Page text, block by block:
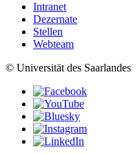
Intranet
Dezernate
Stellen
Webteam
© Universität des Saarlandes